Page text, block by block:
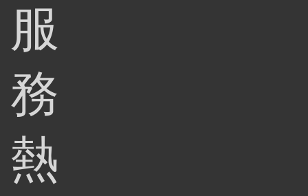
服
務
熱